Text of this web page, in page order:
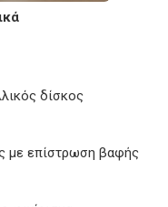
δίσκος
με επίστρωση βαφής